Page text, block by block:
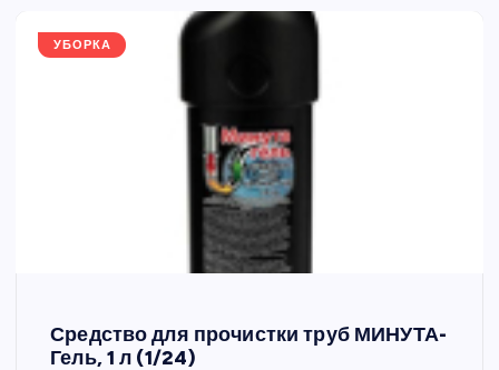
УБОРКА
Средство для прочистки труб МИНУТА-
Гель, 1 л (1/24)